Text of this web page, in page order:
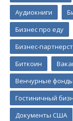
Аудиокниги
Бизнес про еду
Бизнес-
Биткоин
Венчурные фонды
Гостиничный
Документы США